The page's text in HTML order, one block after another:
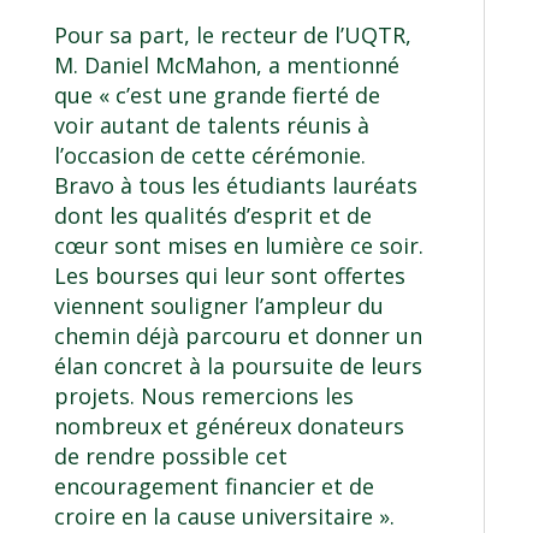
Pour sa part, le recteur de l’UQTR,
M. Daniel McMahon, a mentionné
que « c’est une grande fierté de
voir autant de talents réunis à
l’occasion de cette cérémonie.
Bravo à tous les étudiants lauréats
dont les qualités d’esprit et de
cœur sont mises en lumière ce soir.
Les bourses qui leur sont offertes
viennent souligner l’ampleur du
chemin déjà parcouru et donner un
élan concret à la poursuite de leurs
projets. Nous remercions les
nombreux et généreux donateurs
de rendre possible cet
encouragement financier et de
croire en la cause universitaire ».